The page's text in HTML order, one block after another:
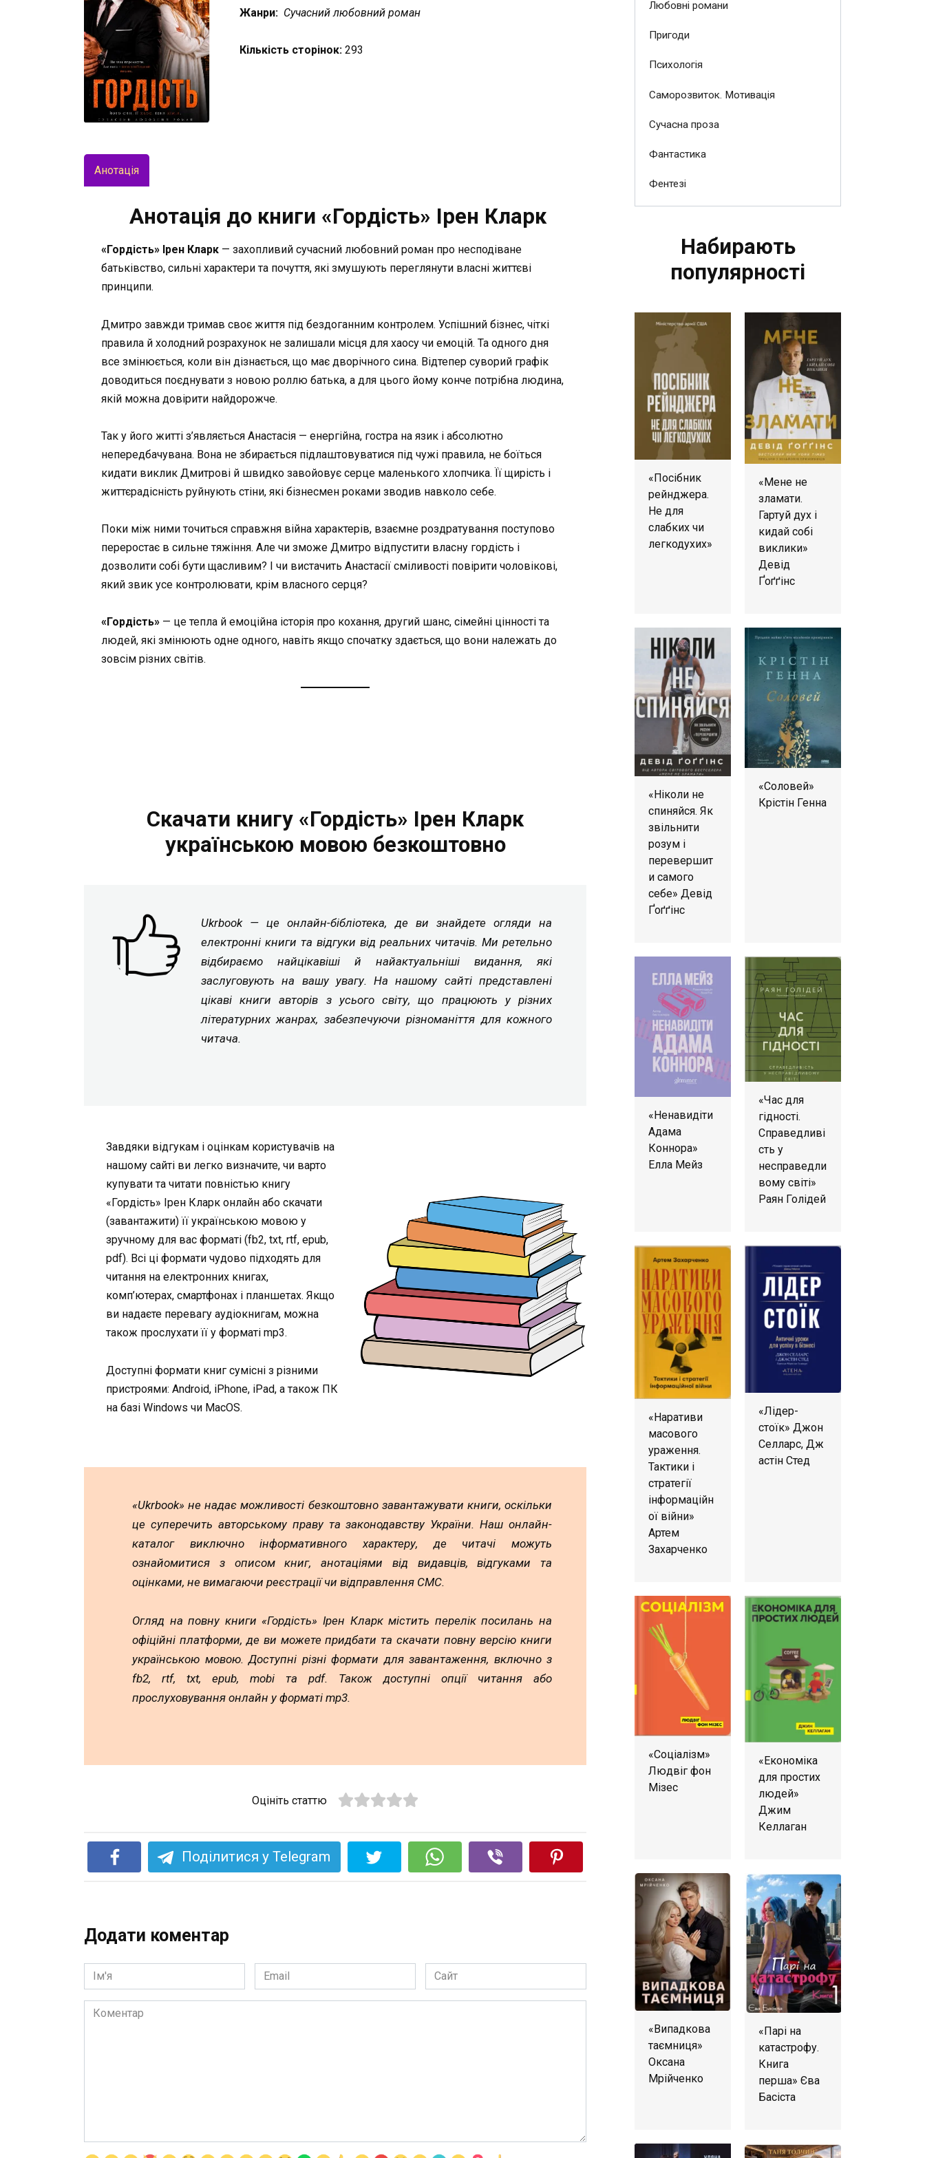
Жанри: Сучасний любовний роман
Кількість сторінок: 293
Анотація
Анотація до книги «Гордість» Ірен Кларк
«Гордість» Ірен Кларк — захопливий сучасний любовний роман про несподіване
батьківство, сильні характери та почуття, які змушують переглянути власні життєві
принципи.
Дмитро завжди тримав своє життя під бездоганним контролем. Успішний бізнес, чіткі
правила й холодний розрахунок не залишали місця для хаосу чи емоцій. Та одного дня
все змінюється, коли він дізнається, що має дворічного сина. Відтепер суворий графік
доводиться поєднувати з новою роллю батька, а для цього йому конче потрібна людина,
якій можна довірити найдорожче.
Так у його житті з’являється Анастасія — енергійна, гостра на язик і абсолютно
непередбачувана. Вона не збирається підлаштовуватися під чужі правила, не боїться
кидати виклик Дмитрові й швидко завойовує серце маленького хлопчика. Її щирість і
життєрадісність руйнують стіни, які бізнесмен роками зводив навколо себе.
Поки між ними точиться справжня війна характерів, взаємне роздратування поступово
переростає в сильне тяжіння. Але чи зможе Дмитро відпустити власну гордість і
дозволити собі бути щасливим? І чи вистачить Анастасії сміливості повірити чоловікові,
який звик усе контролювати, крім власного серця?
«Гордість» — це тепла й емоційна історія про кохання, другий шанс, сімейні цінності та
людей, які змінюють одне одного, навіть якщо спочатку здається, що вони належать до
зовсім різних світів.
Скачати книгу «Гордість» Ірен Кларк
українською мовою безкоштовно
Ukrbook — це онлайн-бібліотека, де ви знайдете огляди на
електронні книги та відгуки від реальних читачів. Ми ретельно
відбираємо найцікавіші й найактуальніші видання, які
заслуговують на вашу увагу. На нашому сайті представлені
цікаві книги авторів з усього світу, що працюють у різних
літературних жанрах, забезпечуючи різноманіття для кожного
читача.
Завдяки відгукам і оцінкам користувачів на
нашому сайті ви легко визначите, чи варто
купувати та читати повністью книгу
«Гордість» Ірен Кларк онлайн або скачати
(завантажити) її українською мовою у
зручному для вас форматі (fb2, txt, rtf, epub,
pdf). Всі ці формати чудово підходять для
читання на електронних книгах,
комп’ютерах, смартфонах і планшетах. Якщо
ви надаєте перевагу аудіокнигам, можна
також прослухати її у форматі mp3.
Доступні формати книг сумісні з різними
пристроями: Android, iPhone, iPad, а також ПК
на базі Windows чи MacOS.
«Ukrbook» не надає можливості безкоштовно завантажувати книги, оскільки
це суперечить авторському праву та законодавству України. Наш онлайн-
каталог виключно інформативного характеру, де читачі можуть
ознайомитися з описом книг, анотаціями від видавців, відгуками та
оцінками, не вимагаючи реєстрації чи відправлення СМС.
Огляд на повну книги «Гордість» Ірен Кларк містить перелік посилань на
офіційні платформи, де ви можете придбати та скачати повну версію книги
українською мовою. Доступні різні формати для завантаження, включно з
fb2, rtf, txt, epub, mobi та pdf. Також доступні опції читання або
прослуховування онлайн у форматі mp3.
Оцініть статтю
Поділитися у Telegram
Додати коментар
Ім'я
*
Email
*
Сайт
Коментар
Любовні романи
Пригоди
Психологія
Саморозвиток. Мотивація
Сучасна проза
Фантастика
Фентезі
Набирають
популярності
«Посібник
рейнджера.
Не для
слабких чи
легкодухих»
«Мене не
зламати.
Гартуй дух і
кидай собі
виклики»
Девід
Ґоґґінс
«Ніколи не
спиняйся. Як
звільнити
розум і
перевершит
и самого
себе» Девід
Ґоґґінс
«Соловей»
Крістін Генна
«Ненавидіти
Адама
Коннора»
Елла Мейз
«Час для
гідності.
Справедливі
сть у
несправедли
вому світі»
Раян Голідей
«Наративи
масового
ураження.
Тактики і
стратегії
інформаційн
ої війни»
Артем
Захарченко
«Лідер-
стоїк» Джон
Селларс, Дж
астін Стед
«Соціалізм»
Людвіг фон
Мізес
«Економіка
для простих
людей»
Джим
Келлаган
«Випадкова
таємниця»
Оксана
Мрійченко
«Парі на
катастрофу.
Книга
перша» Єва
Басіста